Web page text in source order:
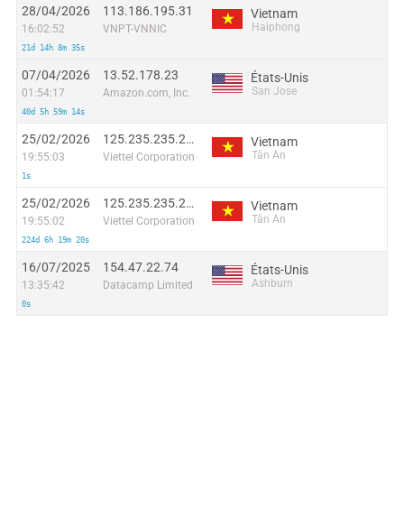
28/04/2026
16:02:52
21d 14h 8m 35s
113.186.195.31
VNPT-VNNIC
Vietnam
Haiphong
07/04/2026
01:54:17
40d 5h 59m 14s
13.52.178.23
Amazon.com, Inc.
États-Unis
San Jose
25/02/2026
19:55:03
1s
125.235.235.244
Viettel Corporation
Vietnam
Tân An
25/02/2026
19:55:02
224d 6h 19m 20s
125.235.235.244
Viettel Corporation
Vietnam
Tân An
16/07/2025
13:35:42
0s
154.47.22.74
Datacamp Limited
États-Unis
Ashburn